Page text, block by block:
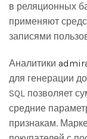
в реляционных
применяют
записями
Аналитики
для генерации
SQL позволяет
средние
признакам.